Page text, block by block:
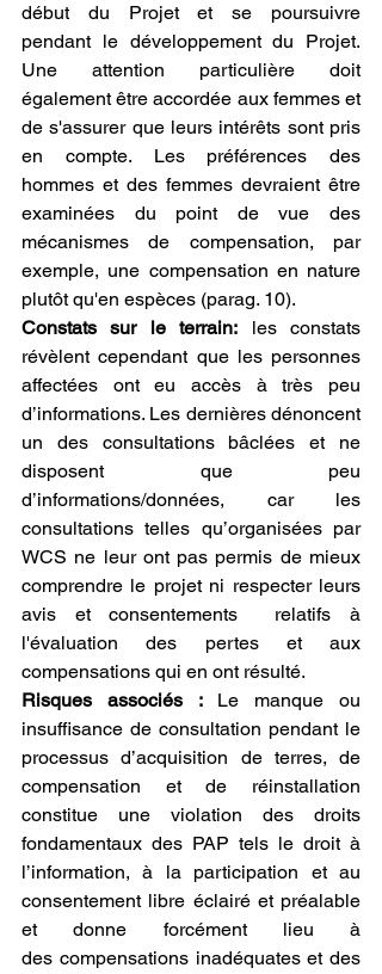
début du Projet et se poursuivre
pendant le développement du Projet.
Une attention particulière doit
également être accordée aux femmes et
de s'assurer que leurs intérêts sont pris
en compte. Les préférences des
hommes et des femmes devraient être
examinées du point de vue des
mécanismes de compensation, par
exemple, une compensation en nature
plutôt qu'en espèces (parag. 10).
Constats sur le terrain: les constats
révèlent cependant que les personnes
affectées ont eu accès à très peu
d’informations. Les dernières dénoncent
un des consultations bâclées et ne
disposent que peu
d’informations/données, car les
consultations telles qu’organisées par
WCS ne leur ont pas permis de mieux
comprendre le projet ni respecter leurs
avis et consentements  relatifs à
l'évaluation des pertes et aux
compensations qui en ont résulté.
Risques associés : Le manque ou
insuffisance de consultation pendant le
processus d’acquisition de terres, de
compensation et de réinstallation
constitue une violation des droits
fondamentaux des PAP tels le droit à
l’information, à la participation et au
consentement libre éclairé et préalable
et donne forcément lieu à
des compensations inadéquates et des